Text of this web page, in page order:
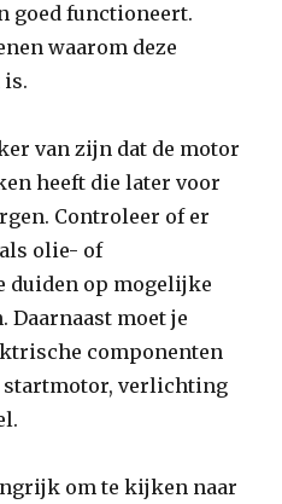
goed functioneert.
waarom deze
van zijn dat de motor
heeft die later voor
Controleer of er
olie- of
duiden op mogelijke
Daarnaast moet je
componenten
startmotor, verlichting
om te kijken naar